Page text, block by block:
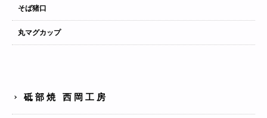
そば猪口
丸マグカップ
砥部焼 西岡工房